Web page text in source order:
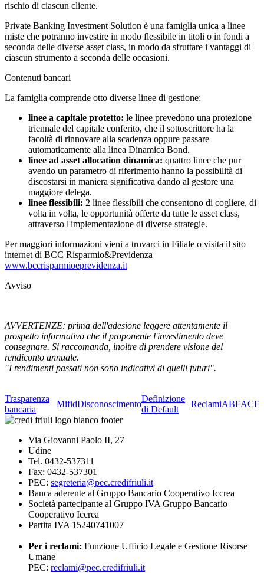
rischio di ciascun cliente.
Private Banking Investment Solution è una famiglia unica a linee
miste che potranno investire in modo flessibile in titoli o in fondi a
seconda delle diverse asset class, in modo da sfruttare i vantaggi di
ciascun strumento a seconda delle occasioni.
Contenuti bancari
La famiglia comprende otto diverse linee di gestione:
linee a capitale protetto: le linee prevedono una protezione
triennale del capitale conferito, che il sottoscrittore ha la
facoltà di rinnovare alla scadenza oppure passare
automaticamente alla linea Dinamica Bond.
linee ad asset allocation dinamica: quattro linee che pur
avendo un parametro di riferimento hanno la possibilità di
discostarsi in maniera significativa dando al gestore una
maggiore delega.
linee flessibili: 2 linee flessibili che consentono di cogliere, di
volta in volta, le opportunità offerte da tutte le asset class,
attraverso l'implementazione di diverse strategie.
Per maggiori informazioni vieni a trovarci in Filiale o visita il sito
internet di BCC Risparmio&Previdenza
www.bccrisparmioeprevidenza.it
Avviso
AVVERTENZE: prima dell'adesione leggere attentamente il
prospetto informativo che il proponente l'investimento deve
consegnare. Si raccomanda, inoltre di prendere visione del
rendiconto annuale.
"I rendimenti passati non sono indicativi di quelli futuri".
Trasparenza
bancaria
MifidDisconoscimento
Definizione
di Default
ReclamiABFACF
Via Giovanni Paolo II, 27
Udine
Tel. 0432-537311
Fax: 0432-537301
PEC: segreteria@pec.credifriuli.it
Banca aderente al Gruppo Bancario Cooperativo Iccrea
Società partecipante al Gruppo IVA Gruppo Bancario
Cooperativo Iccrea
Partita IVA 15240741007
Per i reclami: Funzione Ufficio Legale e Gestione Risorse
Umane
PEC: reclami@pec.credifriuli.it